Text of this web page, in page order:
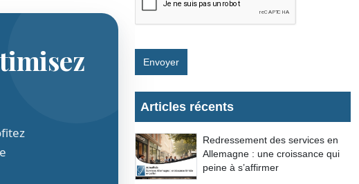
Envoyer
Articles récents
Redressement des services en
Allemagne : une croissance qui
peine à s’affirmer